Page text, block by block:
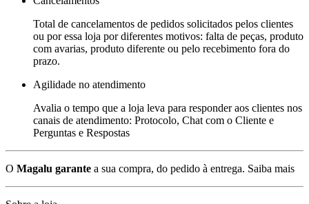
Total de cancelamentos de pedidos solicitados pelos clientes
ou por essa loja por diferentes motivos: falta de peças, produto
com avarias, produto diferente ou pelo recebimento fora do
prazo.
Agilidade no atendimento
Avalia o tempo que a loja leva para responder aos clientes nos
canais de atendimento: Protocolo, Chat com o Cliente e
Perguntas e Respostas
O Magalu garante a sua compra, do pedido à entrega. Saiba mais